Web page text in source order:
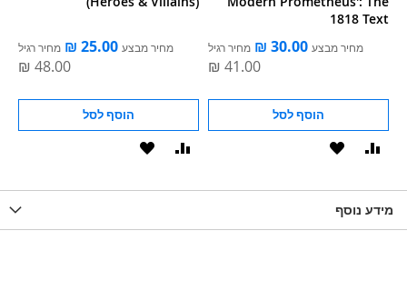
מחיר מבצע מחיר רגיל
הוסף לסל
הוסף
1818 Text
מחיר מבצע מחיר רגיל
הוסף לסל
הוסף
מידע נוסף